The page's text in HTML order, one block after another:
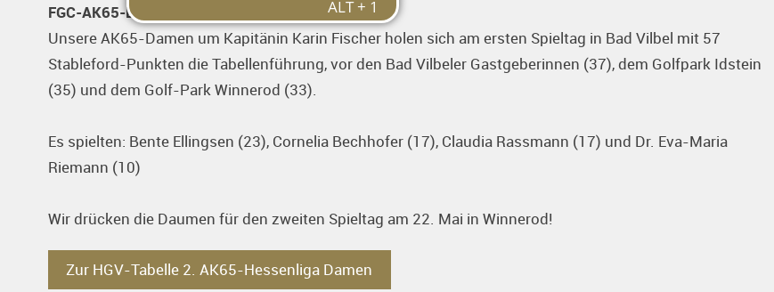
FGC-AK65-Damen starten mit Tagessieg
Unsere AK65-Damen um Kapitänin Karin Fischer holen sich am ersten Spieltag in Bad Vilbel mit 57
Stableford-Punkten die Tabellenführung, vor den Bad Vilbeler Gastgeberinnen (37), dem Golfpark Idstein
(35) und dem Golf-Park Winnerod (33).
Es spielten: Bente Ellingsen (23), Cornelia Bechhofer (17), Claudia Rassmann (17) und Dr. Eva-Maria
Riemann (10)
Wir drücken die Daumen für den zweiten Spieltag am 22. Mai in Winnerod!
Zur HGV-Tabelle 2. AK65-Hessenliga Damen